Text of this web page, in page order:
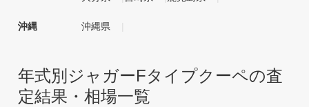
沖縄 沖縄県
年式別ジャガーFタイプクーペの査
定結果・相場一覧